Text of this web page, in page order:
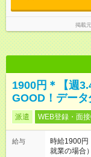
掲載
1900円＊【週
GOOD！デー
派遣 WEB登録・面
給与
時給1900円
就業の場合）